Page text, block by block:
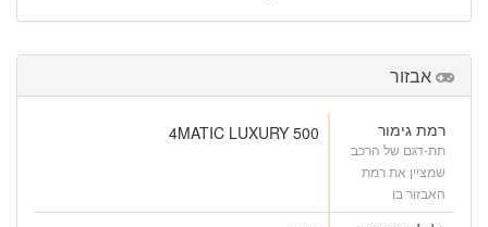
אבזור
רמת גימור
תת-דגם של הרכב
שמציין את רמת
האבזור בו
500 4MATIC LUXURY